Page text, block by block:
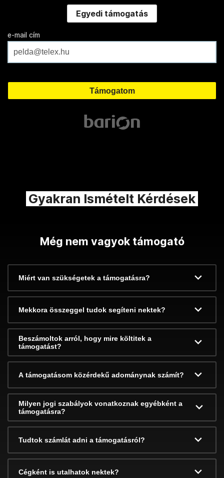
Egyedi támogatás
e-mail cím
Gyakran Ismételt Kérdések
Még nem vagyok támogató
Miért van szükségetek a támogatásra?
Mekkora összeggel tudok segíteni nektek?
Beszámoltok arról, hogy mire költitek a
támogatást?
A támogatásom közérdekű adománynak számít?
Milyen jogi szabályok vonatkoznak egyébként a
támogatásra?
Tudtok számlát adni a támogatásról?
Cégként is utalhatok nektek?